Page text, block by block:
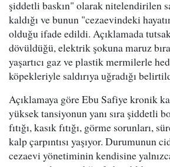
şiddetli baskın" olarak nitelendirilen
kaldığı ve bunun "cezaevindeki
olduğu ifade edildi. Açıklamada
dövüldüğü, elektrik şokuna maruz
yaşartıcı gaz ve plastik mermilerle
köpekleriyle saldırıya uğradığı
Açıklamaya göre Ebu Safiye kronik
yüksek tansiyonun yanı sıra şiddetli
fıtığı, kasık fıtığı, görme sorunları,
kalp çarpıntısı yaşıyor. Durumunun
cezaevi yönetiminin kendisine